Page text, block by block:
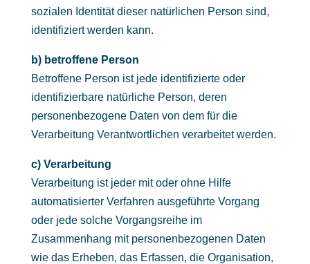
sozialen Identität dieser natürlichen Person sind,
identifiziert werden kann.
b) betroffene Person
Betroffene Person ist jede identifizierte oder
identifizierbare natürliche Person, deren
personenbezogene Daten von dem für die
Verarbeitung Verantwortlichen verarbeitet werden.
c) Verarbeitung
Verarbeitung ist jeder mit oder ohne Hilfe
automatisierter Verfahren ausgeführte Vorgang
oder jede solche Vorgangsreihe im
Zusammenhang mit personenbezogenen Daten
wie das Erheben, das Erfassen, die Organisation,